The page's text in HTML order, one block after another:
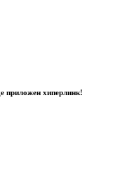
приложен хиперлинк!